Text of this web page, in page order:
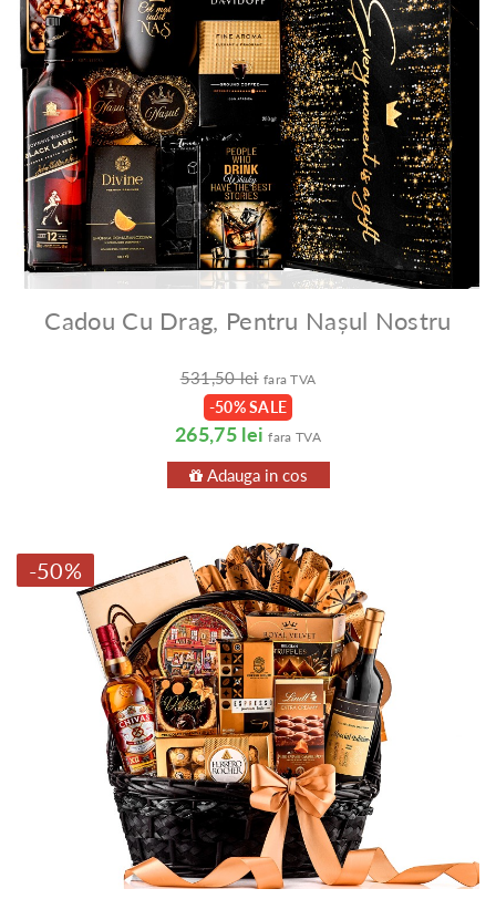
Cadou Cu Drag, Pentru Nașul Nostru
531,50 lei fara TVA
-50% SALE
265,75 lei fara TVA
Adauga in cos
-50%